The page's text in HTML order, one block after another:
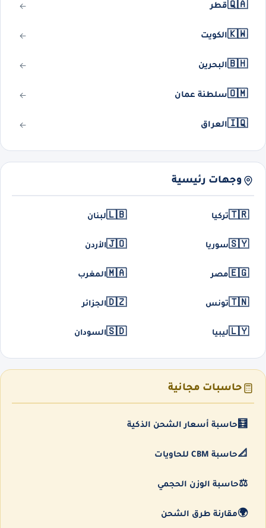
🇶🇦قطر
🇰🇼الكويت
🇧🇭البحرين
🇴🇲سلطنة عمان
🇮🇶العراق
وجهات رئيسية
🇹🇷تركيا 🇱🇧لبنان
🇸🇾سوريا 🇯🇴الأردن
🇪🇬مصر 🇲🇦المغرب
🇹🇳تونس 🇩🇿الجزائر
🇱🇾ليبيا 🇸🇩السودان
حاسبات مجانية
🧮 حاسبة أسعار الشحن الذكية
📐حاسبة CBM للحاويات
⚖️حاسبة الوزن الحجمي
🌍مقارنة طرق الشحن